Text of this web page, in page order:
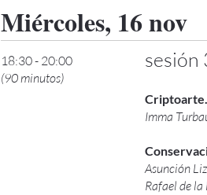
sesión
Criptoarte.
Imma
Asunción
Rafael de la
Miércoles, 16 nov
18:30 - 20:00
(90 minutos)